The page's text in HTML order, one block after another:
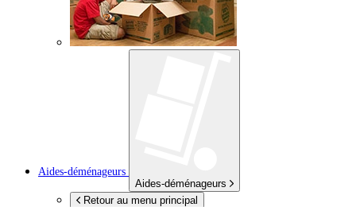
Aides-déménageurs
Aides-déménageurs
Retour au menu principal